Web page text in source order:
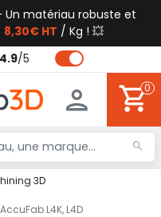
Un matériau robuste et
8,30€ HT / Kg ! 💥
4.9/5
0
3D
L4K, L4D